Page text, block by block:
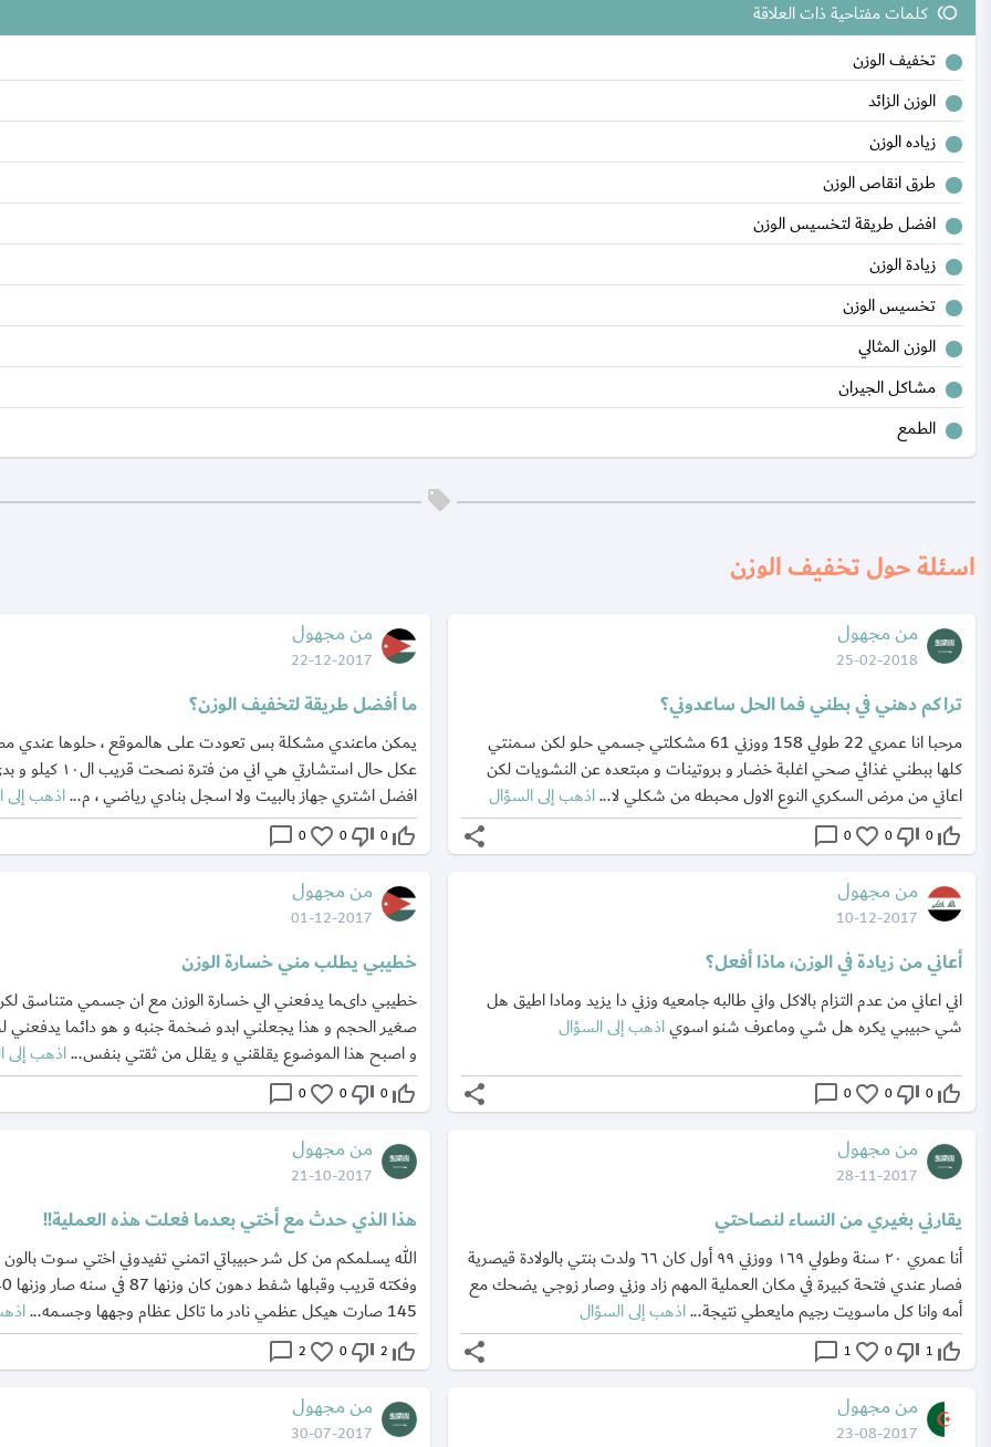
toll كلمات مفتاحية ذات العلاقة
تخفيف الوزن
الوزن الزائد
زياده الوزن
طرق انقاص الوزن
افضل طريقة لتخسيس الوزن
زيادة الوزن
تخسيس الوزن
الوزن المثالي
مشاكل الجيران
الطمع
اسئلة حول تخفيف الوزن
من مجهول
25-02-2018
تراكم دهني في بطني فما الحل ساعدوني؟
مرحبا انا عمري 22 طولي 158 ووزني 61 مشكلتي جسمي حلو لكن سمنتي
كلها ببطني غذائي صحي اغلبة خضار و بروتينات و مبتعده عن النشويات لكن
اعاني من مرض السكري النوع الاول محبطه من شكلي لا...اذهب إلى السؤال
thumb_up_off_alt
0
thumb_down_off_alt
0
favorite_border
0
chat_bubble_outline
share
من مجهول
22-12-2017
ما أفضل طريقة لتخفيف الوزن؟
يمكن ماعندي مشكلة بس تعودت على هالموقع ، حلوها عندي
عكل حال استشارتي هي اني
افضل اشتري جهاز بالبيت ولا اسجل بنادي رياضي ، م...اذهب إلى
thumb_up_off_alt
0
thumb_down_off_alt
0
favorite_border
0
chat_bubble_outline
من مجهول
10-12-2017
أعاني من زيادة في الوزن، ماذا أفعل؟
اني اعاني من عدم التزام بالاكل واني طالبه جامعيه وزني دا يزيد ومادا اطيق هل
شي حبيبي يكره هل شي وماعرف شنو اسوياذهب إلى السؤال
thumb_up_off_alt
0
thumb_down_off_alt
0
favorite_border
0
chat_bubble_outline
share
من مجهول
01-12-2017
خطيبي يطلب مني خسارة الوزن
خطيبي داىما يدفعني الي خسارة الوزن مع ان جسمي متناسق
صغير الحجم و هذا يجعلني ابدو ضخمة جنبه و هو دائما يدفعني
و اصبح هذا الموضوع يقلقني و يقلل من ثقتي بنفس...اذهب إلى
thumb_up_off_alt
0
thumb_down_off_alt
0
favorite_border
0
chat_bubble_outline
من مجهول
28-11-2017
يقارني بغيري من النساء لنصاحتي
أنا عمري ٢٠ سنة وطولي ١٦٩ ووزني ٩٩ أول كان ٦٦ ولدت بنتي بالولادة قيصرية
فصار عندي فتحة كبيرة في مكان العملية المهم زاد وزني وصار زوجي يضحك مع
أمه وانا كل ماسويت رجيم مايعطي نتيجة...اذهب إلى السؤال
thumb_up_off_alt
1
thumb_down_off_alt
0
favorite_border
1
chat_bubble_outline
share
من مجهول
21-10-2017
هذا الذي حدث مع أختي بعدما فعلت هذه العملية!!
الله يسلمكم من كل شر حبيباتي اتمني تفيدوني اختي سوت بالون
145 صارت هيكل عظمي نادر ما تاكل عظام وجهها وجسمه...
thumb_up_off_alt
2
thumb_down_off_alt
0
favorite_border
2
chat_bubble_outline
من مجهول
23-08-2017
من مجهول
30-07-2017